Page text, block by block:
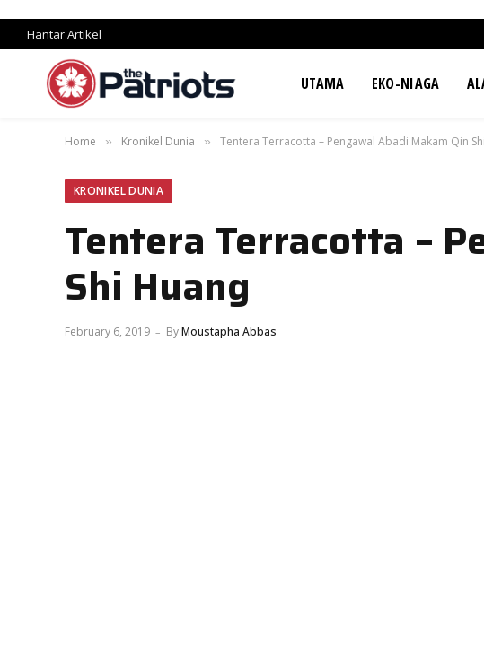
Hantar Artikel
UTAMA EKO-NIAGA
Home » Kronikel Dunia » Tentera Terracotta – Pengawal Abadi Makam Qin
KRONIKEL DUNIA
Tentera Terracotta –
Shi Huang
February 6, 2019 ByMoustapha Abbas